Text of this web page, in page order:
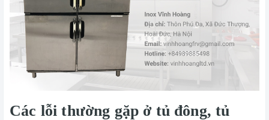
Các lỗi thường gặp ở tủ đông, tủ